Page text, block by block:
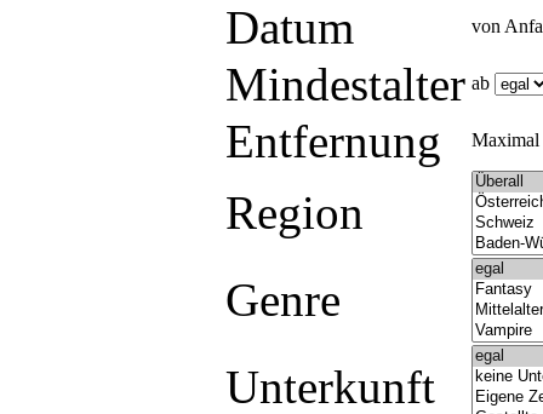
Datum
von
Mindestalter ab
Entfernung Maximal
Region
Genre
Unterkunft